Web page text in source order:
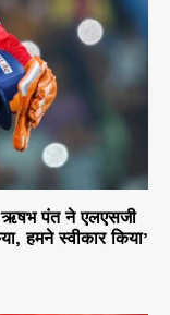
ऋषभ पंत ने एलएसजी
हमने स्वीकार किया’